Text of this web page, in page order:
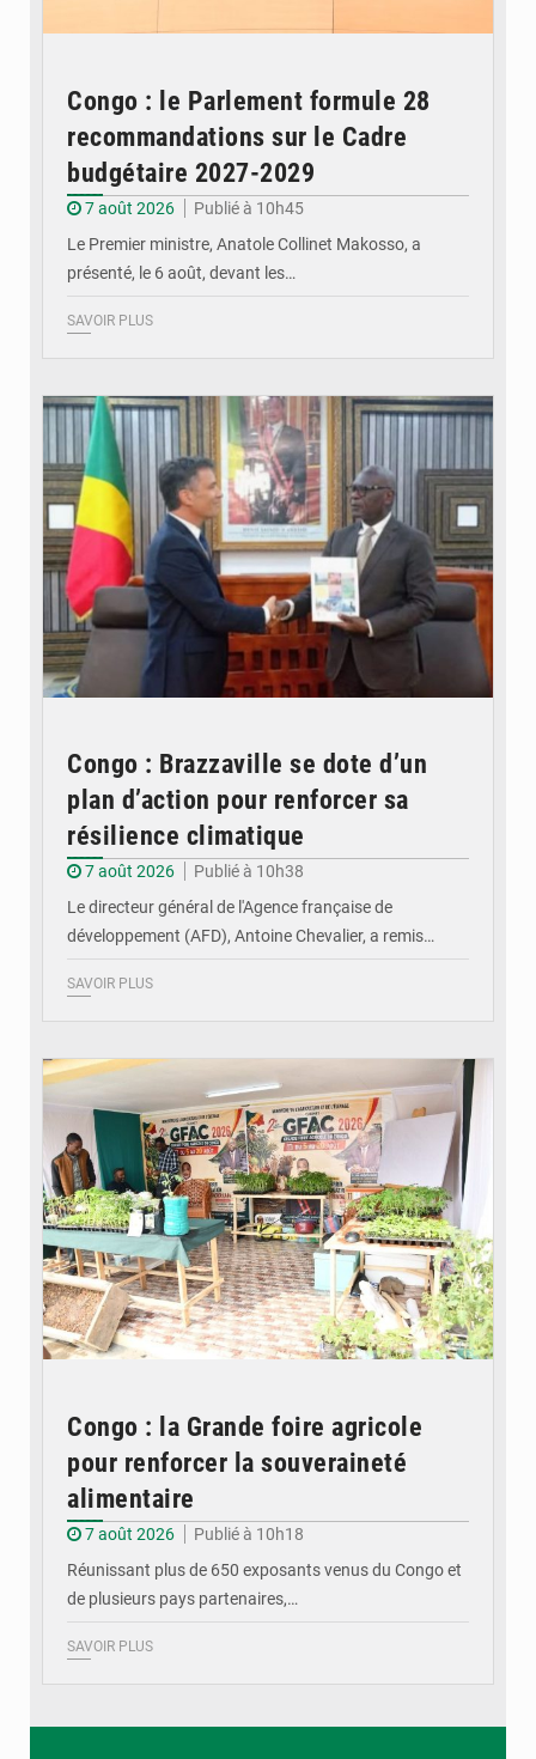
Congo : le Parlement formule 28
recommandations sur le Cadre
budgétaire 2027-2029
7 août 2026
Publié à 10h45
Le Premier ministre, Anatole Collinet Makosso, a
présenté, le 6 août, devant les…
SAVOIR PLUS
Congo : Brazzaville se dote d’un
plan d’action pour renforcer sa
résilience climatique
7 août 2026
Publié à 10h38
Le directeur général de l'Agence française de
développement (AFD), Antoine Chevalier, a remis…
SAVOIR PLUS
Congo : la Grande foire agricole
pour renforcer la souveraineté
alimentaire
7 août 2026
Publié à 10h18
Réunissant plus de 650 exposants venus du Congo et
de plusieurs pays partenaires,…
SAVOIR PLUS